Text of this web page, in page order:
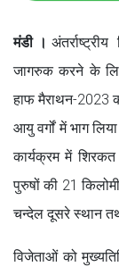
मंडी ।
जागरुक करने के लिये
हाफ मैराथन-2023
आयु वर्गों में भाग
कार्यक्रम में शिरकत
पुरुषों की 21
चन्देल दूसरे स्थान
विजेताओं को